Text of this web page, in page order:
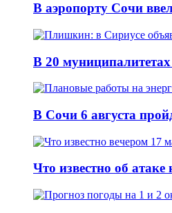
В аэропорту Сочи
В 20
В Сочи 6 августа
Что известно об